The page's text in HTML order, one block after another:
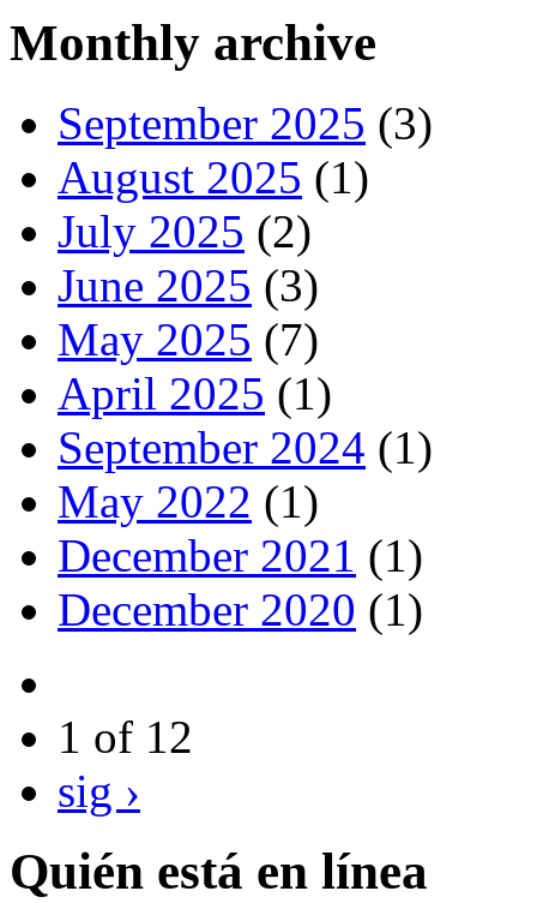
Monthly archive
September 2025 (3)
August 2025 (1)
July 2025 (2)
June 2025 (3)
May 2025 (7)
April 2025 (1)
September 2024 (1)
May 2022 (1)
December 2021 (1)
December 2020 (1)
1 of 12
sig ›
Quién está en línea